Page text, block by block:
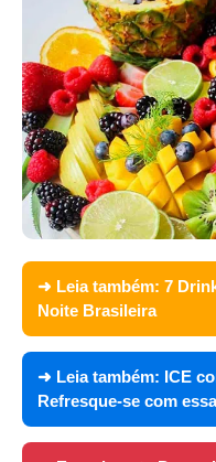
➜ Leia também: 7
Noite Brasileira
➜ Leia também: ICE
Refresque-se com